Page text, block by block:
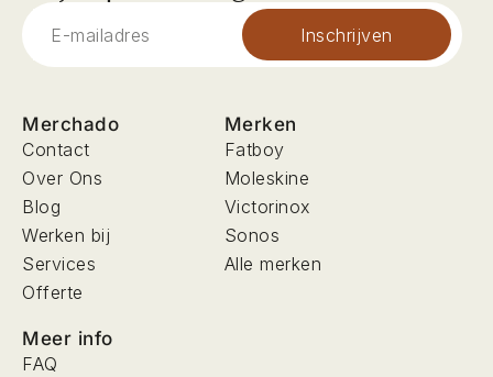
Inschrijven
Merchado
Contact
Over Ons
Blog
Werken bij
Services
Offerte
Merken
Fatboy
Moleskine
Victorinox
Sonos
Alle merken
Meer info
FAQ